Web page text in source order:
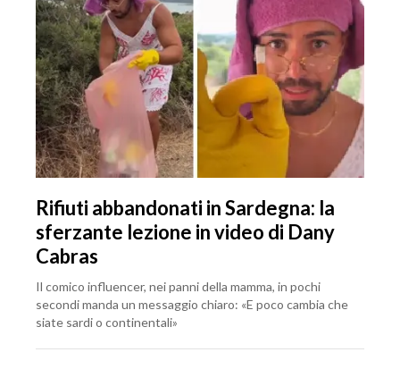
Rifiuti abbandonati in Sardegna: la
sferzante lezione in video di Dany
Cabras
Il comico influencer, nei panni della mamma, in pochi
secondi manda un messaggio chiaro: «E poco cambia che
siate sardi o continentali»